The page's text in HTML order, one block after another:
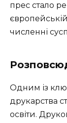
прес стало
численні
Одним із
друкарства
освіти.